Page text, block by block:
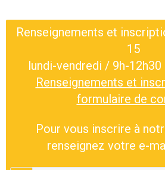
Renseignements et
15
lundi-vendredi / 9h-
Renseignements et
formulaire de
Pour vous inscrire à
renseignez votre e-